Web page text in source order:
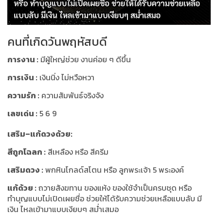
คนที่เกิดวันพฤหัสบดี
การงาน : มีผู้ใหญ่ช่วย งานค่อย ๆ ดีขึ้น
การเงิน : เงินนิ่ง ไม่หวือหวา
ความรัก : ความสัมพันธ์จริงจัง
เลขเด่น : 5 6 9
เสริม–แก้ดวงด้วย:
สีถูกโฉลก : สีเหลือง หรือ สีครีม
เสริมดวง :พกหินโกลด์สโตน หรือ ลูกพระเจ้า 5 พระองค์
แก้ด้วย :ถวายสังฆทาน ของแห้ง ของใช้จำเป็นครบชุด หรือ
ทำบุญแบบไม่เปิดเผยชื่อ ช่วยให้ได้รับความช่วยเหลือแบบลับ มี
เงิน ไหลเข้ามาแบบเงียบๆ สม่ำเสมอ